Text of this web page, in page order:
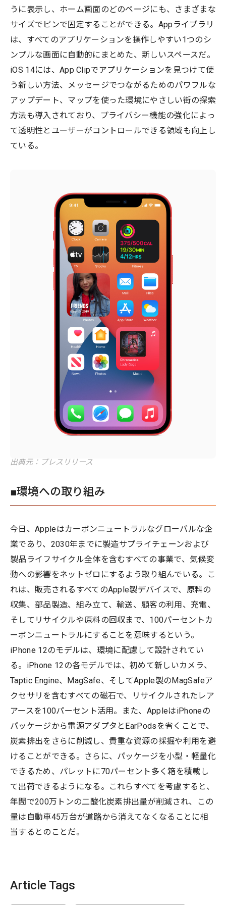
うに表示し、ホーム画面のどのページにも、さまざまな
サイズでピンで固定することができる。Appライブラリ
は、すべてのアプリケーションを操作しやすい1つのシ
ンプルな画面に自動的にまとめた、新しいスペースだ。
iOS 14には、App Clipでアプリケーションを見つけて使
う新しい方法、メッセージでつながるためのパワフルな
アップデート、マップを使った環境にやさしい街の探索
方法も導入されており、プライバシー機能の強化によっ
て透明性とユーザーがコントロールできる領域も向上し
ている。
出典元：プレスリリース
■環境への取り組み
今日、Appleはカーボンニュートラルなグローバルな企
業であり、2030年までに製造サプライチェーンおよび
製品ライフサイクル全体を含むすべての事業で、気候変
動への影響をネットゼロにするよう取り組んでいる。こ
れは、販売されるすべてのApple製デバイスで、原料の
収集、部品製造、組み立て、輸送、顧客の利用、充電、
そしてリサイクルや原料の回収まで、100パーセントカ
ーボンニュートラルにすることを意味するという。
iPhone 12のモデルは、環境に配慮して設計されてい
る。iPhone 12の各モデルでは、初めて新しいカメラ、
Taptic Engine、MagSafe、そしてApple製のMagSafeア
クセサリを含むすべての磁石で、リサイクルされたレア
アースを100パーセント活用。また、AppleはiPhoneの
パッケージから電源アダプタとEarPodsを省くことで、
炭素排出をさらに削減し、貴重な資源の採掘や利用を避
けることができる。さらに、パッケージを小型・軽量化
できるため、パレットに70パーセント多く箱を積載し
て出荷できるようになる。これらすべてを考慮すると、
年間で200万トンの二酸化炭素排出量が削減され、この
量は自動車45万台が道路から消えてなくなることに相
当するとのことだ。
Article Tags